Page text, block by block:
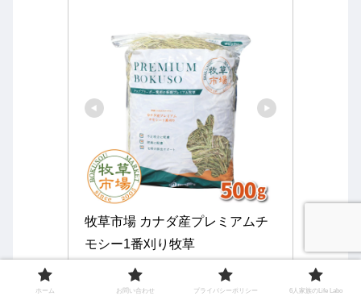
牧草市場 カナダ産プレミアムチ
モシー1番刈り牧草
楽天市場
ホーム お問い合わせ プライバシーポリシー 6人家族のLife Labo